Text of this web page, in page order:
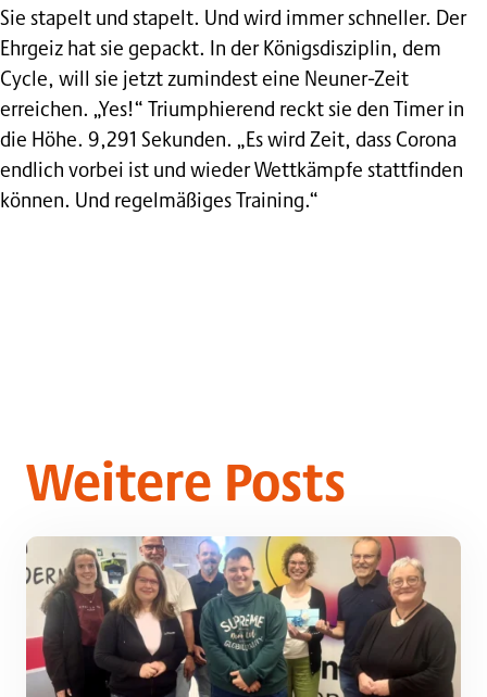
Sie stapelt und stapelt. Und wird immer schneller. Der
Ehrgeiz hat sie gepackt. In der Königsdisziplin, dem
Cycle, will sie jetzt zumindest eine Neuner-Zeit
erreichen. „Yes!“ Triumphierend reckt sie den Timer in
die Höhe. 9,291 Sekunden. „Es wird Zeit, dass Corona
endlich vorbei ist und wieder Wettkämpfe stattfinden
können. Und regelmäßiges Training.“
Weitere Posts